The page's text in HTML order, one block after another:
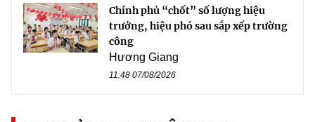
Chính phủ “chốt” số lượng hiệu
trưởng, hiệu phó sau sắp xếp trường
công
Hương Giang
11:48 07/08/2026